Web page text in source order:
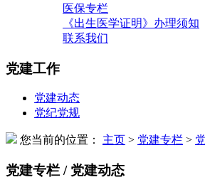
医保专栏
《出生医学证明》办理须知
联系我们
党建工作
党建动态
党纪党规
您当前的位置： 主页 > 党建专栏 >
党建专栏 / 党建动态